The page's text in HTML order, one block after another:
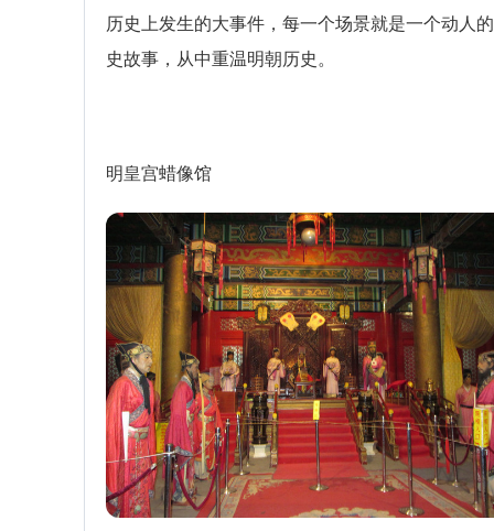
历史上发生的大事件，每一个场景就是一个动人
史故事，从中重温明朝历史。
明皇宫蜡像馆